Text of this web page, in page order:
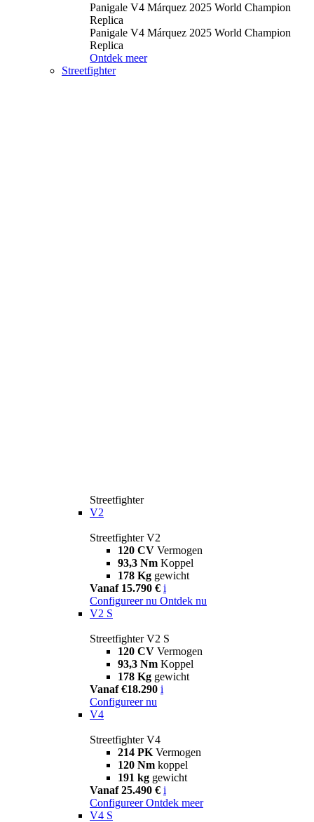
Panigale V4 Márquez 2025 World Champion
Replica
Panigale V4 Márquez 2025 World Champion
Replica
Ontdek meer
Streetfighter
Streetfighter
V2
Streetfighter V2
120 CV Vermogen
93,3 Nm Koppel
178 Kg gewicht
Vanaf 15.790 € i
Configureer nu Ontdek nu
V2 S
Streetfighter V2 S
120 CV Vermogen
93,3 Nm Koppel
178 Kg gewicht
Vanaf €18.290 i
Configureer nu
V4
Streetfighter V4
214 PK Vermogen
120 Nm koppel
191 kg gewicht
Vanaf 25.490 € i
Configureer Ontdek meer
V4 S